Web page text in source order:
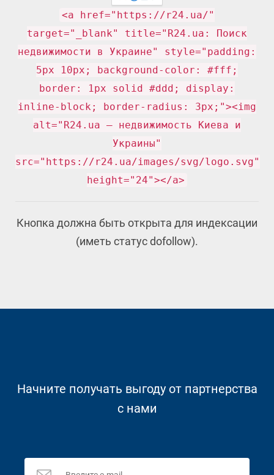
<a href="https://r24.ua/"
target="_blank" title="R24.ua: Поиск
недвижимости в Украине" style="padding:
5px 10px; background-color: #fff;
border: 1px solid #ddd; display:
inline-block; border-radius: 3px;"><img
alt="R24.ua — недвижимость Киева и
Украины"
src="https://r24.ua/images/svg/logo.svg"
height="24"></a>
Кнопка должна быть открыта для индексации
(иметь статус dofollow).
Начните получать выгоду от партнерства
с нами